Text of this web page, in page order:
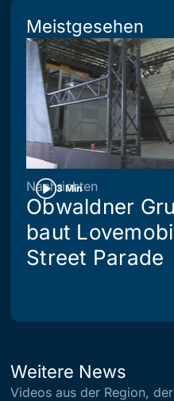
Meistgesehen
3 Min
Nachrichten
Obwaldner
baut
Street Parade
Weitere News
Videos aus der Region,